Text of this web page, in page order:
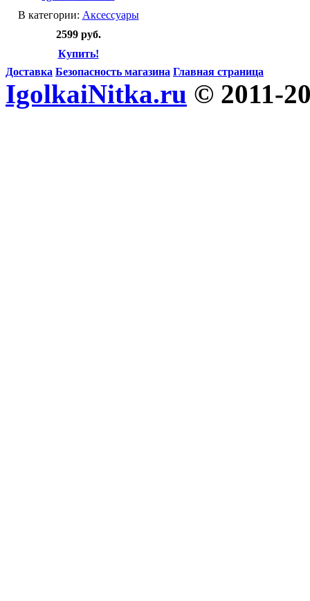
В категории: Аксессуары
2599 руб.
Купить!
Доставка Безопасность магазина Главная страница
IgolkaiNitka.ru © 2011-